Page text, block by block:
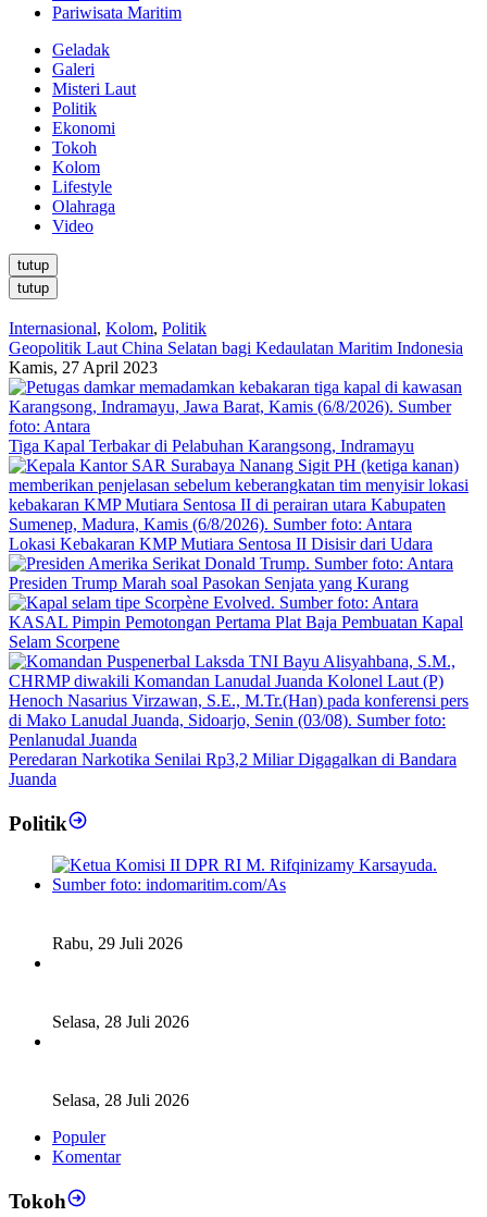
Pariwisata Maritim
Geladak
Galeri
Misteri Laut
Politik
Ekonomi
Tokoh
Kolom
Lifestyle
Olahraga
Video
tutup
tutup
Internasional, Kolom, Politik
Geopolitik Laut China Selatan bagi Kedaulatan Maritim Indonesia
Kamis, 27 April 2023
Tiga Kapal Terbakar di Pelabuhan Karangsong, Indramayu
Lokasi Kebakaran KMP Mutiara Sentosa II Disisir dari Udara
Presiden Trump Marah soal Pasokan Senjata yang Kurang
KASAL Pimpin Pemotongan Pertama Plat Baja Pembuatan Kapal
Selam Scorpene
Peredaran Narkotika Senilai Rp3,2 Miliar Digagalkan di Bandara
Juanda
Politik
Rabu, 29 Juli 2026
Selasa, 28 Juli 2026
Selasa, 28 Juli 2026
Populer
Komentar
Tokoh